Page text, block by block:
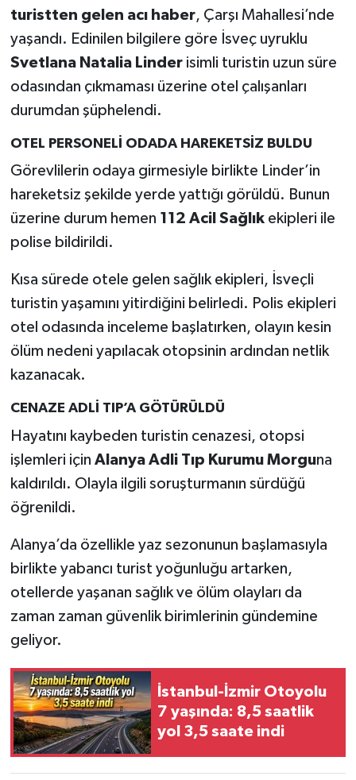
turistten gelen acı haber, Çarşı Mahallesi’nde
yaşandı. Edinilen bilgilere göre İsveç uyruklu
Svetlana Natalia Linderisimli turistin uzun süre
odasından çıkmaması üzerine otel çalışanları
durumdan şüphelendi.
OTEL PERSONELİ ODADA HAREKETSİZ BULDU
Görevlilerin odaya girmesiyle birlikte Linder’in
hareketsiz şekilde yerde yattığı görüldü. Bunun
üzerine durum hemen 112 Acil Sağlıkekipleri ile
polise bildirildi.
Kısa sürede otele gelen sağlık ekipleri, İsveçli
turistin yaşamını yitirdiğini belirledi. Polis ekipleri
otel odasında inceleme başlatırken, olayın kesin
ölüm nedeni yapılacak otopsinin ardından netlik
kazanacak.
CENAZE ADLİ TIP’A GÖTÜRÜLDÜ
Hayatını kaybeden turistin cenazesi, otopsi
işlemleri için Alanya Adli Tıp Kurumu Morguna
kaldırıldı. Olayla ilgili soruşturmanın sürdüğü
öğrenildi.
Alanya’da özellikle yaz sezonunun başlamasıyla
birlikte yabancı turist yoğunluğu artarken,
otellerde yaşanan sağlık ve ölüm olayları da
zaman zaman güvenlik birimlerinin gündemine
geliyor.
İstanbul-İzmir Otoyolu
7 yaşında: 8,5 saatlik
yol 3,5 saate indi